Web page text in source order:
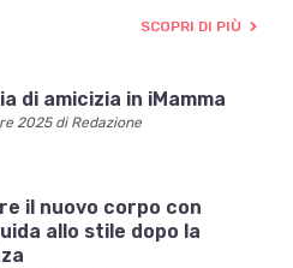
SCOPRI DI PIÙ
di amicizia in iMamma
2025 di Redazione
il nuovo corpo con
allo stile dopo la